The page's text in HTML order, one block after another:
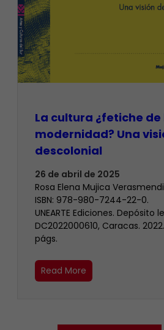
La cultura ¿fetiche de
modernidad? Una
descolonial
26 de abril de 2025
Rosa Elena Mujica Verasmendi
ISBN: 978-980-7244-22-0.
UNEARTE Ediciones. Depósito
DC2022000610, Caracas.
págs.
Read More